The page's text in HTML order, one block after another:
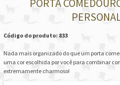
PORTA
Código do produto: 833
Nada mais organizado do que um porta
uma cor escolhida por você para combinar
extremamente charmoso!